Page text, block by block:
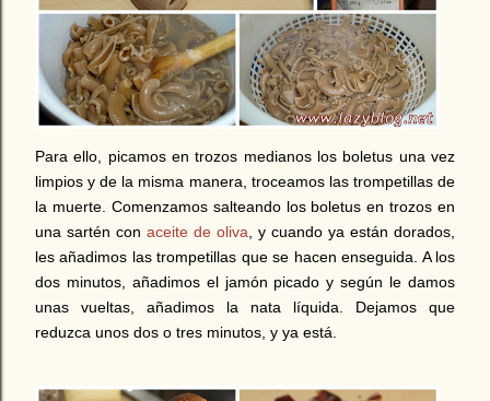
Para ello, picamos en trozos medianos los boletus una vez
limpios y de la misma manera, troceamos las trompetillas de
la muerte. Comenzamos salteando los boletus en trozos en
una sartén con aceite de oliva , y cuando ya están dorados,
les añadimos las trompetillas que se hacen enseguida. A los
dos minutos, añadimos el jamón picado y según le damos
unas vueltas, añadimos la nata líquida. Dejamos que
reduzca unos dos o tres minutos, y ya está.